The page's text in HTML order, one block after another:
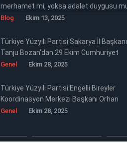
merhamet mi, yoksa adalet duygusu
Blog Ekim 13, 2025
Türkiye Yüzyılı Partisi Sakarya İl Başkanı
Tanju Bozan’dan 29 Ekim Cumhuriyet
Bayramı Mesajı 🇹🇷
Genel Ekim 28, 2025
Türkiye Yüzyılı Partisi Engelli Bireyler
Koordinasyon Merkezi Başkanı Orhan
Ertürk’ten Siyasi Mesaj Niteliğinde 29
Genel Ekim 28, 2025